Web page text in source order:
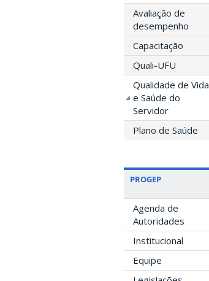
Avaliação de
desempenho
Capacitação
Quali-UFU
Qualidade de Vida
e Saúde do
Servidor
Plano de Saúde
PROGEP
Agenda de
Autoridades
Institucional
Equipe